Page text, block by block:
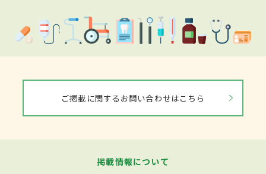
ご掲載に関するお問い合わせはこちら
掲載情報について